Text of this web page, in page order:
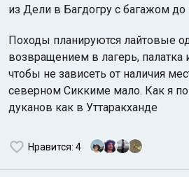
из Дели в Багдогру с багажом до
Походы планируются лайтовые
возвращением в лагерь, палатка
чтобы не зависеть от наличия
северном Сиккиме мало. Как я
дуканов как в Уттаракханде
Нравится: 4